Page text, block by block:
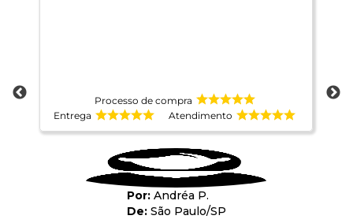
Processo de compra
Entrega
Atendimento
Andréa P.
São Paulo/SP